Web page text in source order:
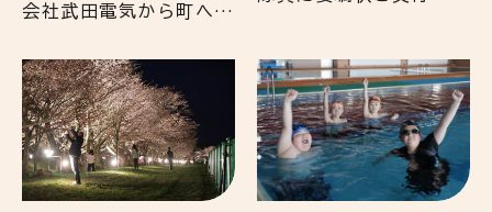
会社武田電気から町へ寄